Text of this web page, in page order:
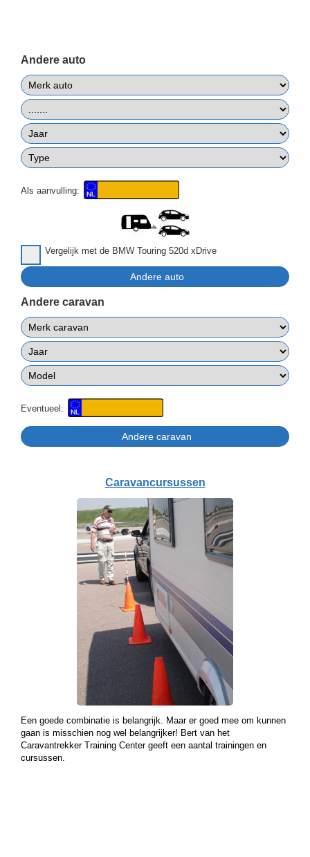
Andere auto
Als aanvulling:
Vergelijk met de BMW Touring 520d xDrive
Andere caravan
Eventueel:
Caravancursussen
Een goede combinatie is belangrijk. Maar er goed mee om kunnen
gaan is misschien nog wel belangrijker! Bert van het
Caravantrekker Training Center geeft een aantal trainingen en
cursussen.